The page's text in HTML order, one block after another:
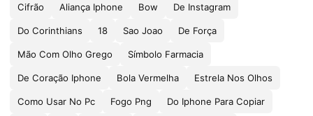
Cifrão Aliança Iphone Bow De Instagram
Do Corinthians 18 Sao Joao De Força
Mão Com Olho Grego Símbolo Farmacia
De Coração Iphone Bola Vermelha Estrela Nos Olhos
Como Usar No Pc Fogo Png Do Iphone Para Copiar